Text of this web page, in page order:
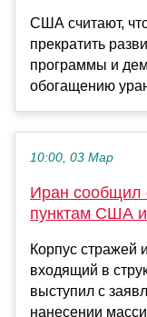
США считают,
прекратить
программы и
обогащению
10:00, 03 Мар
Иран сообщил
пунктам США
Корпус стражей
входящий в
выступил с
нанесении